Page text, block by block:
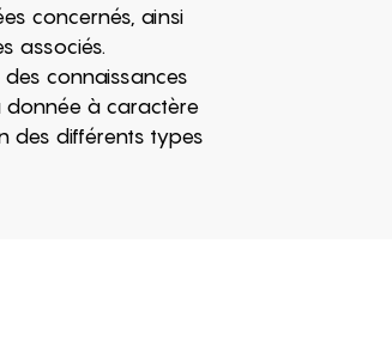
concernés, ainsi
associés.
connaissances
donnée à caractère
des différents types